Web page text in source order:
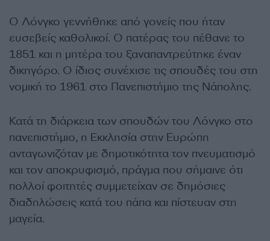
Ο Λόνγκο γεννήθηκε από γονείς που ήταν
ευσεβείς καθολικοί. Ο πατέρας του πέθανε το
1851 και η μητέρα του ξαναπαντρεύτηκε έναν
δικηγόρο. Ο ίδιος συνέχισε τις σπουδές του στη
νομική το 1961 στο Πανεπιστήμιο της Νάπολης.
Κατά τη διάρκεια των σπουδών του Λόνγκο στο
πανεπιστήμιο, η Εκκλησία στην Ευρώπη
ανταγωνιζόταν με δημοτικότητα τον πνευματισμό
και τον αποκρυφισμό, πράγμα που σήμαινε ότι
πολλοί φοιτητές συμμετείχαν σε δημόσιες
διαδηλώσεις κατά του πάπα και πίστευαν στη
μαγεία.